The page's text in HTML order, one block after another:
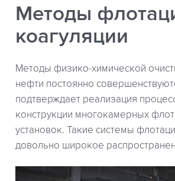
Методы
коагуляции
Методы физико-химической
нефти постоянно
подтверждает реализация
конструкции многокамерных
установок. Такие системы
довольно широкое